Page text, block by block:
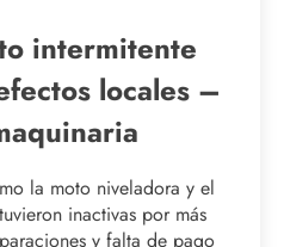
intermitente
locales –
la moto niveladora y el
inactivas por más
y falta de pago